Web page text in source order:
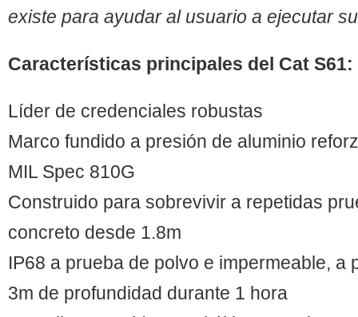
existe para ayudar al usuario a ejecutar
Características principales del Cat S61:
Líder de credenciales robustas
Marco fundido a presión de aluminio
MIL Spec 810G
Construido para sobrevivir a repetidas
concreto desde 1.8m
IP68 a prueba de polvo e impermeable, a
3m de profundidad durante 1 hora